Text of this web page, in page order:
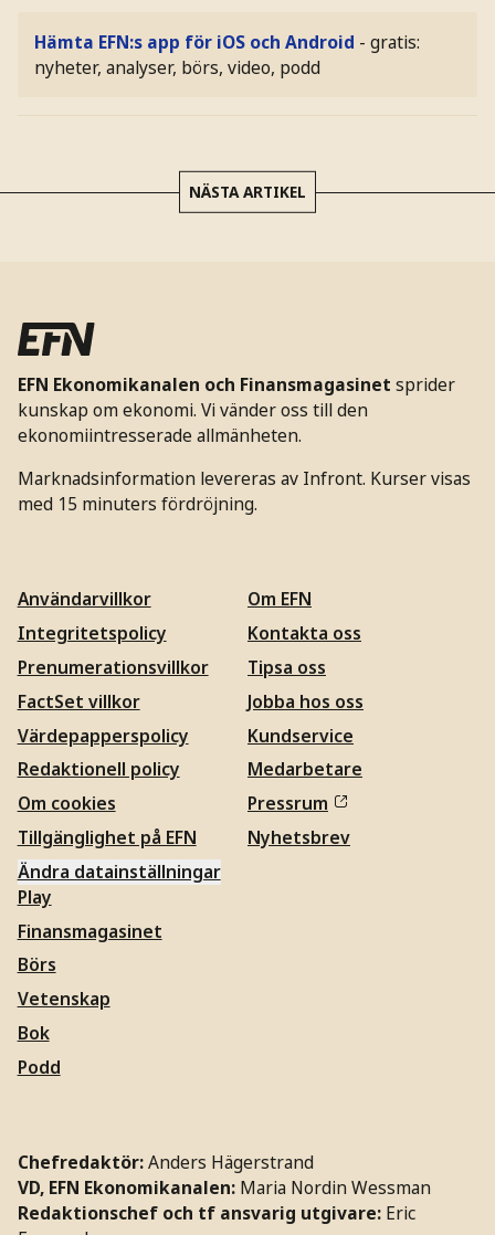
Hämta EFN:s app för iOS och Android - gratis:
nyheter, analyser, börs, video, podd
NÄSTA ARTIKEL
EFN Ekonomikanalen och Finansmagasinet sprider
kunskap om ekonomi. Vi vänder oss till den
ekonomiintresserade allmänheten.
Marknadsinformation levereras av Infront. Kurser visas
med 15 minuters fördröjning.
Användarvillkor
Integritetspolicy
Prenumerationsvillkor
FactSet villkor
Värdepapperspolicy
Redaktionell policy
Om cookies
Tillgänglighet på EFN
Ändra datainställningar
Om EFN
Kontakta oss
Tipsa oss
Jobba hos oss
Kundservice
Medarbetare
Pressrum
Nyhetsbrev
Play
Finansmagasinet
Börs
Vetenskap
Bok
Podd
Chefredaktör:Anders Hägerstrand
VD, EFN Ekonomikanalen: Maria Nordin Wessman
Redaktionschef och tf ansvarig utgivare: Eric